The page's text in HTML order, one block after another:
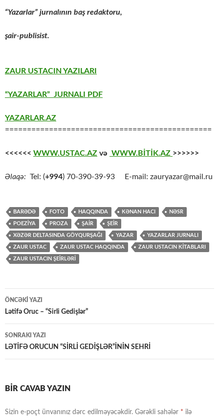
“Yazarlar” jurnalının baş redaktoru,
şair-publisist.
ZAUR USTACIN YAZILARI
“YAZARLAR” JURNALI PDF
YAZARLAR.AZ
===============================================
<<<<<< WWW.USTAC.AZ və WWW.BİTİK.AZ >>>>>>
Əlaqə: Tel: (+994) 70-390-39-93 E-mail: zauryazar@mail.ru
BARƏDƏ FOTO HAQQINDA KƏNAN HACI NƏSR
POEZİYA PROZA ŞAİR ŞEİR
XƏZƏR DELTASINDA GÖYQURŞAĞI YAZAR YAZARLAR JURNALI
ZAUR USTAC ZAUR USTAC HAQQINDA ZAUR USTACIN KİTABLARI
ZAUR USTACIN ŞEİRLƏRİ
Yazılar
üzrə
naviqasiya
ÖNCƏKI YAZI
Lətifə Oruc – “Sirli Gedişlər”
SONRAKI YAZI
LƏTİFƏ ORUCUN “SİRLİ GEDİŞLƏR”İNİN SEHRİ
BIR CAVAB YAZIN
Sizin e-poçt ünvanınız dərc edilməyəcəkdir. Gərəkli sahələr * ilə